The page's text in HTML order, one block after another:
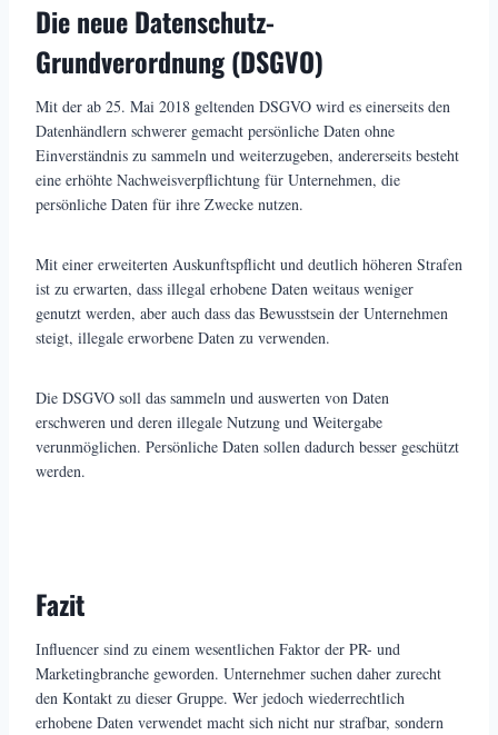
Die neue Datenschutz-
Grundverordnung (DSGVO)
Mit der ab 25. Mai 2018 geltenden DSGVO wird es einerseits den
Datenhändlern schwerer gemacht persönliche Daten ohne
Einverständnis zu sammeln und weiterzugeben, andererseits besteht
eine erhöhte Nachweisverpflichtung für Unternehmen, die
persönliche Daten für ihre Zwecke nutzen.
Mit einer erweiterten Auskunftspflicht und deutlich höheren Strafen
ist zu erwarten, dass illegal erhobene Daten weitaus weniger
genutzt werden, aber auch dass das Bewusstsein der Unternehmen
steigt, illegale erworbene Daten zu verwenden.
Die DSGVO soll das sammeln und auswerten von Daten
erschweren und deren illegale Nutzung und Weitergabe
verunmöglichen. Persönliche Daten sollen dadurch besser geschützt
werden.
Fazit
Influencer sind zu einem wesentlichen Faktor der PR- und
Marketingbranche geworden. Unternehmer suchen daher zurecht
den Kontakt zu dieser Gruppe. Wer jedoch wiederrechtlich
erhobene Daten verwendet macht sich nicht nur strafbar, sondern